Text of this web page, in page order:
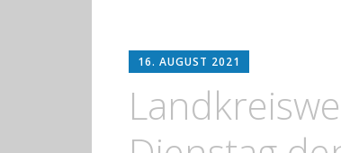
16. AUGUST 2021